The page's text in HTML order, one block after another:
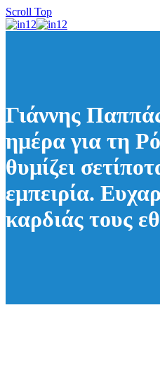
Scroll Top
Γιάννης
ημέρα για τη
θυμίζει
εμπειρία.
καρδιάς τους